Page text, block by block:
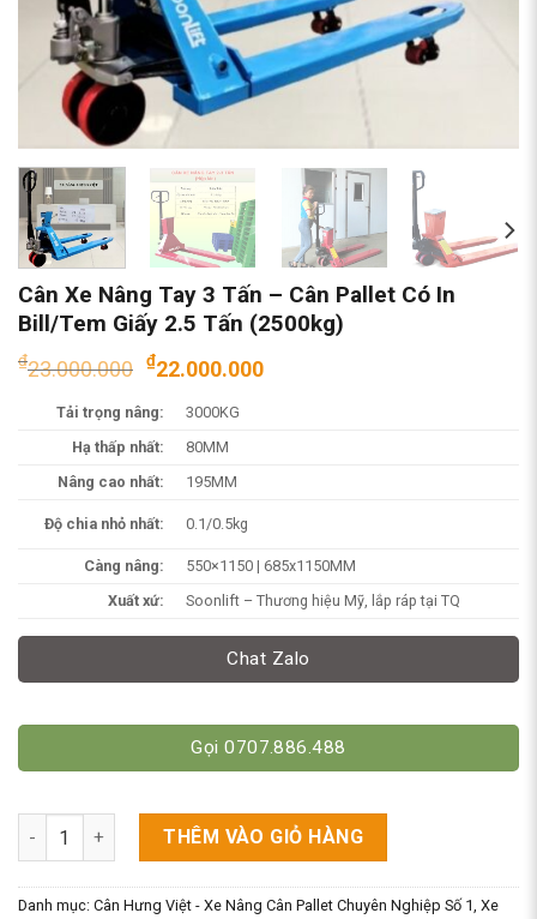
Cân Xe Nâng Tay 3 Tấn – Cân Pallet Có In
Bill/Tem Giấy 2.5 Tấn (2500kg)
₫23.000.000 Giá
là:
₫23.000.000.
₫22.000.000Giá
Tải trọng nâng:
3000KG
Hạ thấp nhất:
80MM
Nâng cao nhất:
195MM
Độ chia nhỏ nhất: 0.1/0.5kg
Càng nâng:
550×1150 | 685x1150MM
Xuất xứ:
Soonlift – Thương hiệu Mỹ, lắp ráp tại TQ
Chat Zalo
Gọi 0707.886.488
Cân Xe Nâng Tay 3 Tấn - Cân Pallet Có In Bill/Tem Giấy 2.5
THÊM VÀO GIỎ HÀNG
Danh mục: Cân Hưng Việt - Xe Nâng Cân Pallet Chuyên Nghiệp Số 1, Xe